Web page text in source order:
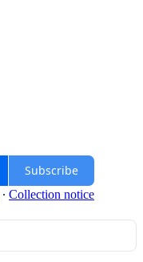
Subscribe
∙ Collection notice